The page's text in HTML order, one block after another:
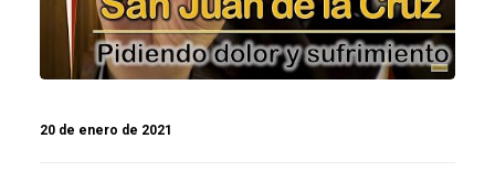
20 de enero de 2021